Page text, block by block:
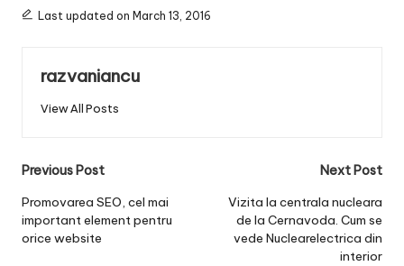
Last updated on March 13, 2016
razvaniancu
View All Posts
Post
navigation
Previous Post
Promovarea SEO, cel mai
important element pentru
orice website
Next Post
Vizita la centrala nucleara
de la Cernavoda. Cum se
vede Nuclearelectrica din
interior